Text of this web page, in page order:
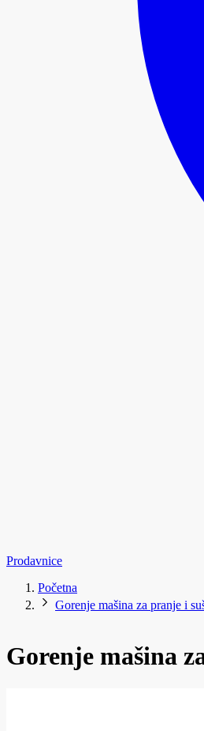
Prodavnice
Početna
Gorenje mašina za pranje i
Gorenje mašina